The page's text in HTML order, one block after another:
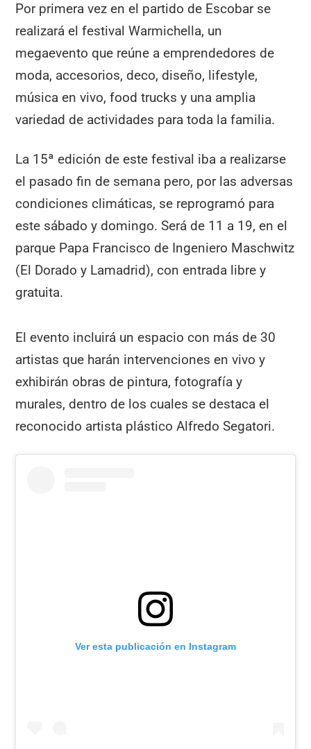
Por primera vez en el partido de Escobar se
realizará el festival Warmichella, un
megaevento que reúne a emprendedores de
moda, accesorios, deco, diseño, lifestyle,
música en vivo, food trucks y una amplia
variedad de actividades para toda la familia.
La 15ª edición de este festival iba a realizarse
el pasado fin de semana pero, por las adversas
condiciones climáticas, se reprogramó para
este sábado y domingo. Será de 11 a 19, en el
parque Papa Francisco de Ingeniero Maschwitz
(El Dorado y Lamadrid), con entrada libre y
gratuita.
El evento incluirá un espacio con más de 30
artistas que harán intervenciones en vivo y
exhibirán obras de pintura, fotografía y
murales, dentro de los cuales se destaca el
reconocido artista plástico Alfredo Segatori.
Ver esta publicación en Instagram